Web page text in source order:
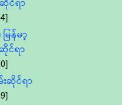
င်ရာ
မြန်မာ့
င်ရာ
ဆိုင်ရာ